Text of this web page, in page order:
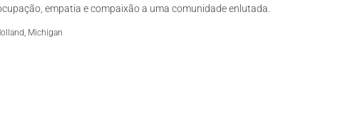
empatia e compaixão a uma comunidade enlutada.
Michigan